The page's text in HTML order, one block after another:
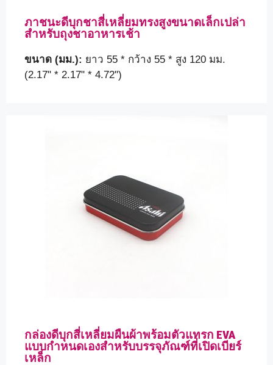
ภาชนะดีบุกชาสี่เหลี่ยมทรงสูงขนาดเล็กเปล่า
สำหรับถุงชาอาหารเช้า
ขนาด (มม.): ยาว 55 * กว้าง 55 * สูง 120 มม.
(2.17" * 2.17" * 4.72")
กล่องดีบุกสี่เหลี่ยมผืนผ้าพร้อมตัวแทรก EVA
แบบกำหนดเองสำหรับบรรจุภัณฑ์ที่เปิดเบียร์
เหล็ก
ติดต่อเราเพื่อแก้ไขปัญหาอย่าง
รวดเร็ว